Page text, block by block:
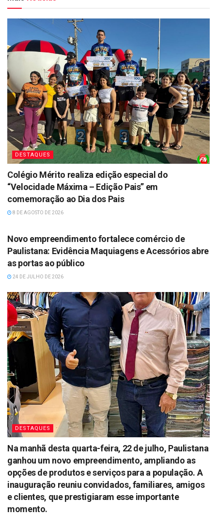
DESTAQUES
Colégio Mérito realiza edição especial do
“Velocidade Máxima – Edição Pais” em
comemoração ao Dia dos Pais
8 DE AGOSTO DE 2026
Novo empreendimento fortalece comércio de
Paulistana: Evidência Maquiagens e Acessórios abre
as portas ao público
24 DE JULHO DE 2026
DESTAQUES
Na manhã desta quarta-feira, 22 de julho, Paulistana
ganhou um novo empreendimento, ampliando as
opções de produtos e serviços para a população. A
inauguração reuniu convidados, familiares, amigos
e clientes, que prestigiaram esse importante
momento.